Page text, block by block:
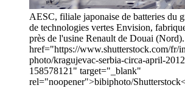
AESC, filiale japonaise de batteries du
de technologies vertes Envision,
près de l'usine Renault de Douai
href="https://www.shutterstock.com/fr/
photo/kragujevac-serbia-circa-april-
158578121" target="_blank"
rel="noopener">bibiphoto/